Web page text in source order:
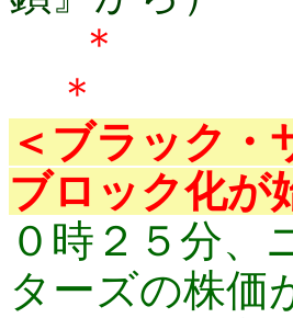
＜ブラック・
ブロック化が
０時２５分、
ターズの株価